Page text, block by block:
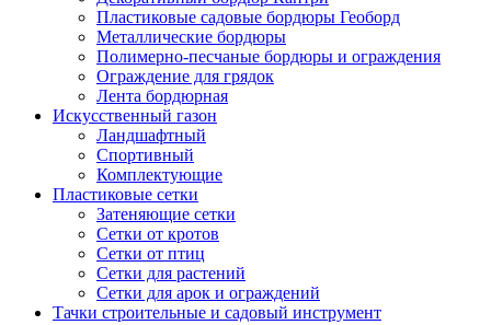
Пластиковые садовые бордюры Геоборд
Металлические бордюры
Полимерно-песчаные бордюры и ограждения
Ограждение для грядок
Лента бордюрная
Искусственный газон
Ландшафтный
Спортивный
Комплектующие
Пластиковые сетки
Затеняющие сетки
Сетки от кротов
Сетки от птиц
Сетки для растений
Сетки для арок и ограждений
Тачки строительные и садовый инструмент